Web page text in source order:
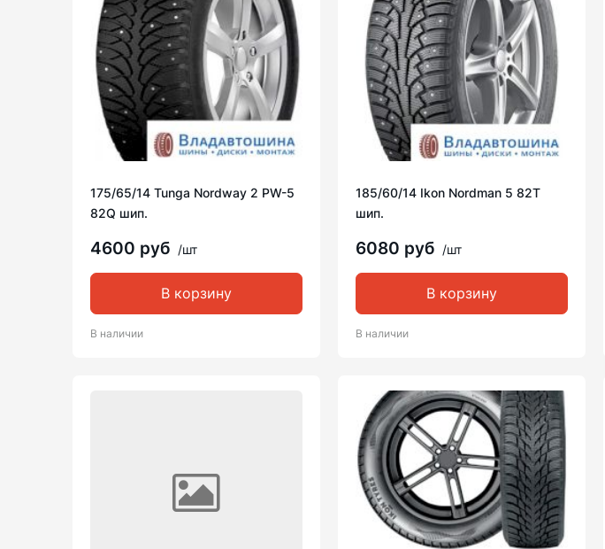
175/65/14 Tunga Nordway 2 PW-5
82Q шип.
4600 руб /шт
В корзину
В наличии
185/60/14 Ikon Nordman 5 82T
шип.
6080 руб /шт
В корзину
В наличии